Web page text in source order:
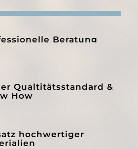
Beratung
Qualtitätsstandard &
How
hochwertiger